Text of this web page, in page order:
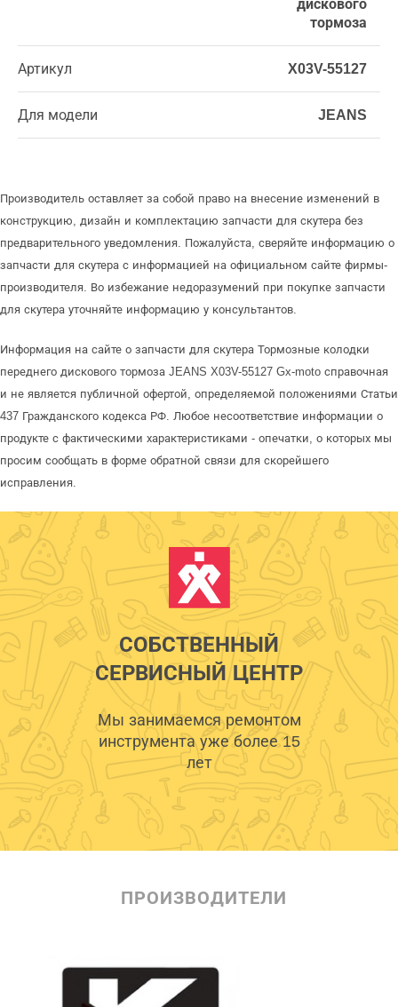
дискового
тормоза
Артикул X03V-55127
Для модели JEANS
Производитель оставляет за собой право на внесение изменений в
конструкцию, дизайн и комплектацию запчасти для скутера без
предварительного уведомления. Пожалуйста, сверяйте информацию о
запчасти для скутера с информацией на официальном сайте фирмы-
производителя. Во избежание недоразумений при покупке запчасти
для скутера уточняйте информацию у консультантов.
Информация на сайте о запчасти для скутера Тормозные колодки
переднего дискового тормоза JEANS X03V-55127 Gx-moto справочная
и не является публичной офертой, определяемой положениями Статьи
437 Гражданского кодекса РФ. Любое несоответствие информации о
продукте с фактическими характеристиками - опечатки, о которых мы
просим сообщать в форме обратной связи для скорейшего
исправления.
СОБСТВЕННЫЙ
СЕРВИСНЫЙ ЦЕНТР
Мы занимаемся ремонтом
инструмента уже более 15
лет
ПРОИЗВОДИТЕЛИ